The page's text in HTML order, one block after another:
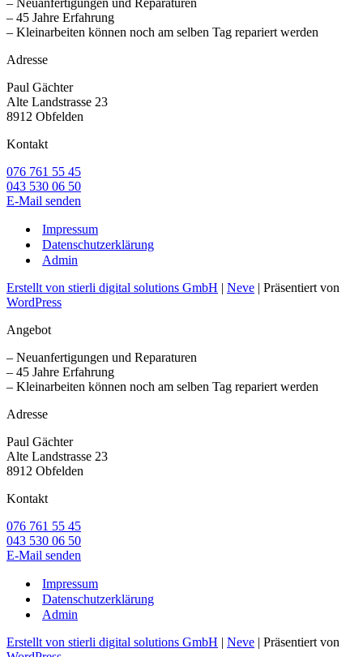
– Neuanfertigungen und Reparaturen
– 45 Jahre Erfahrung
– Kleinarbeiten können noch am selben Tag repariert werden
Adresse
Paul Gächter
Alte Landstrasse 23
8912 Obfelden
Kontakt
076 761 55 45
043 530 06 50
E-Mail senden
Impressum
Datenschutzerklärung
Admin
Erstellt von stierli digital solutions GmbH | Neve | Präsentiert von
WordPress
Angebot
– Neuanfertigungen und Reparaturen
– 45 Jahre Erfahrung
– Kleinarbeiten können noch am selben Tag repariert werden
Adresse
Paul Gächter
Alte Landstrasse 23
8912 Obfelden
Kontakt
076 761 55 45
043 530 06 50
E-Mail senden
Impressum
Datenschutzerklärung
Admin
Erstellt von stierli digital solutions GmbH | Neve | Präsentiert von